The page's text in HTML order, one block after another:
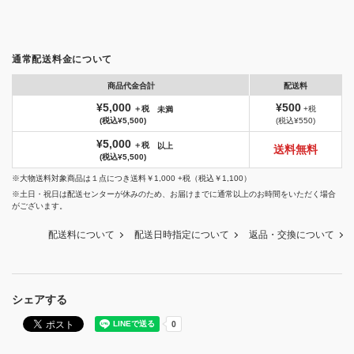
シェアする
通常配送料金について
商品代金合計 配送料
¥5,000 ＋税
(税込¥5,500)
未満 ¥500+税
(税込¥550)
¥5,000 ＋税
(税込¥5,500)
以上 送料無料
※大物送料対象商品は１点につき送料￥1,000 +税（税込￥1,100）
※土日・祝日は配送センターが休みのため、お届けまでに通常以上のお時間をいただく場合
がございます。
配送料について 配送日時指定について 返品・交換について